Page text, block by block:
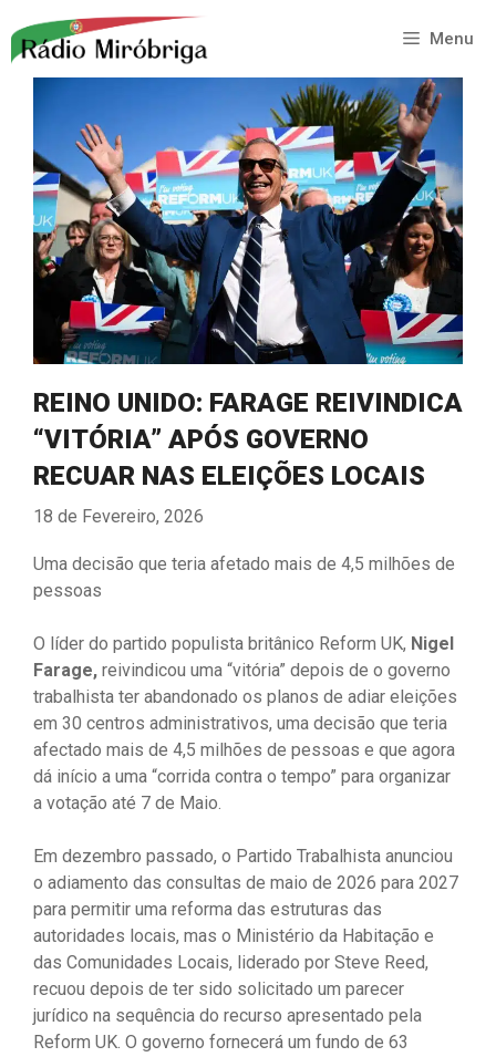
para
conteúdo
Menu
REINO UNIDO: FARAGE REIVINDICA
“VITÓRIA” APÓS GOVERNO
RECUAR NAS ELEIÇÕES LOCAIS
18 de Fevereiro, 2026
Uma decisão que teria afetado mais de 4,5 milhões de
pessoas
O líder do partido populista britânico Reform UK, Nigel
Farage, reivindicou uma “vitória” depois de o governo
trabalhista ter abandonado os planos de adiar eleições
em 30 centros administrativos, uma decisão que teria
afectado mais de 4,5 milhões de pessoas e que agora
dá início a uma “corrida contra o tempo” para organizar
a votação até 7 de Maio.
Em dezembro passado, o Partido Trabalhista anunciou
o adiamento das consultas de maio de 2026 para 2027
para permitir uma reforma das estruturas das
autoridades locais, mas o Ministério da Habitação e
das Comunidades Locais, liderado por Steve Reed,
recuou depois de ter sido solicitado um parecer
jurídico na sequência do recurso apresentado pela
Reform UK. O governo fornecerá um fundo de 63